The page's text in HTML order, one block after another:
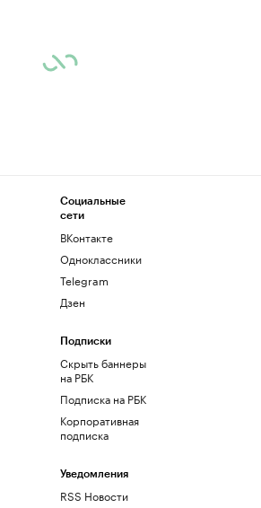
Социальные
сети
ВКонтакте
Одноклассники
Telegram
Дзен
Подписки
Скрыть баннеры
на РБК
Подписка на РБК
Корпоративная
подписка
Уведомления
RSS Новости